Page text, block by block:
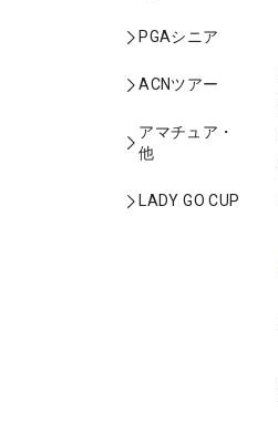
PGAシニア
ACNツアー
アマチュア・
他
LADY GO CUP